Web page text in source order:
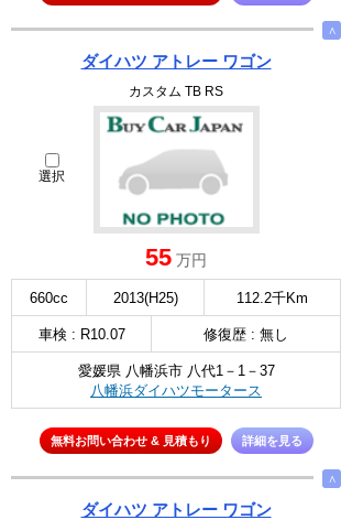
∧
ダイハツ アトレー ワゴン
カスタム TB RS
選択
55 万円
660cc 2013(H25) 112.2千Km
車検 : R10.07 修復歴 : 無し
愛媛県 八幡浜市 八代1－1－37
八幡浜ダイハツモータース
無料お問い合わせ & 見積もり 詳細を見る
∧
ダイハツ アトレー ワゴン